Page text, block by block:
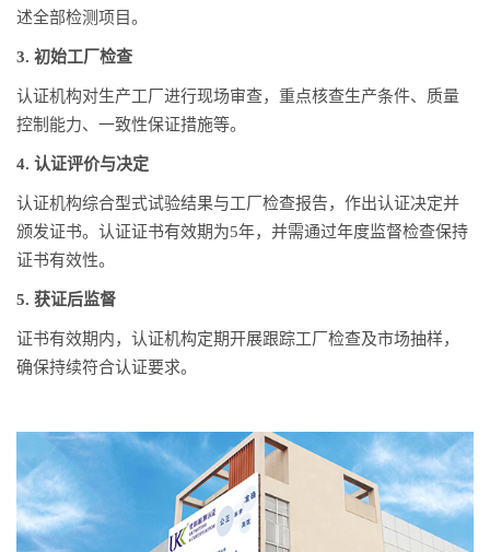
述全部检测项目。
3. 初始工厂检查
认证机构对生产工厂进行现场审查，重点核查生产条件、质量
控制能力、一致性保证措施等。
4. 认证评价与决定
认证机构综合型式试验结果与工厂检查报告，作出认证决定并
颁发证书。认证证书有效期为5年，并需通过年度监督检查保持
证书有效性。
5. 获证后监督
证书有效期内，认证机构定期开展跟踪工厂检查及市场抽样，
确保持续符合认证要求。